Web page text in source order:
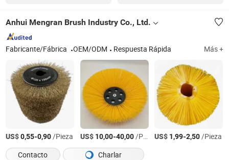
Anhui Mengran Brush Industry Co., Ltd.
Fabricante/Fábrica OEM/ODM Respuesta Rápida Más +
US$0,55-0,90/Pieza US$ 10,00-40,00/Pieza US$ 1,99-2,50/Pieza
Contacto
Charlar